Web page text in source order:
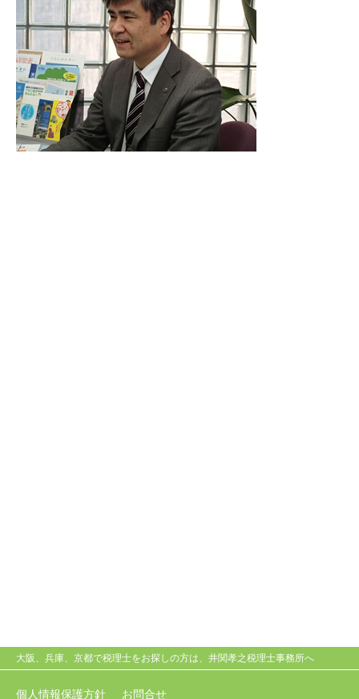
大阪、兵庫、京都で税理士をお探しの方は、井関孝之税理士事務所へ
個人情報保護方針 お問合せ